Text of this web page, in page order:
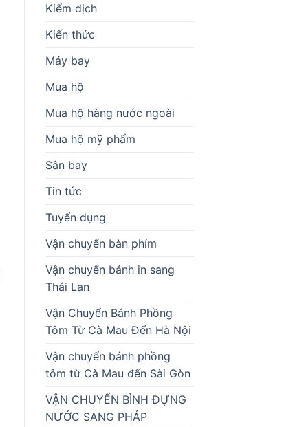
Kiểm dịch
Kiến thức
Máy bay
Mua hộ
Mua hộ hàng nước ngoài
Mua hộ mỹ phẩm
Sân bay
Tin tức
Tuyển dụng
Vận chuyển bàn phím
Vận chuyển bánh in sang
Thái Lan
Vận Chuyển Bánh Phồng
Tôm Từ Cà Mau Đến Hà Nội
Vận chuyển bánh phồng
tôm từ Cà Mau đến Sài Gòn
VẬN CHUYỂN BÌNH ĐỰNG
NƯỚC SANG PHÁP